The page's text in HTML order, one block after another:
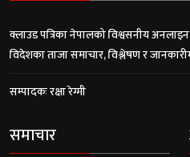
क्लाउड पत्रिका नेपालको विश्वसनीय
विदेशका ताजा समाचार, विश्लेषण र
सम्पादकः रक्षा रेग्मी
समाचार